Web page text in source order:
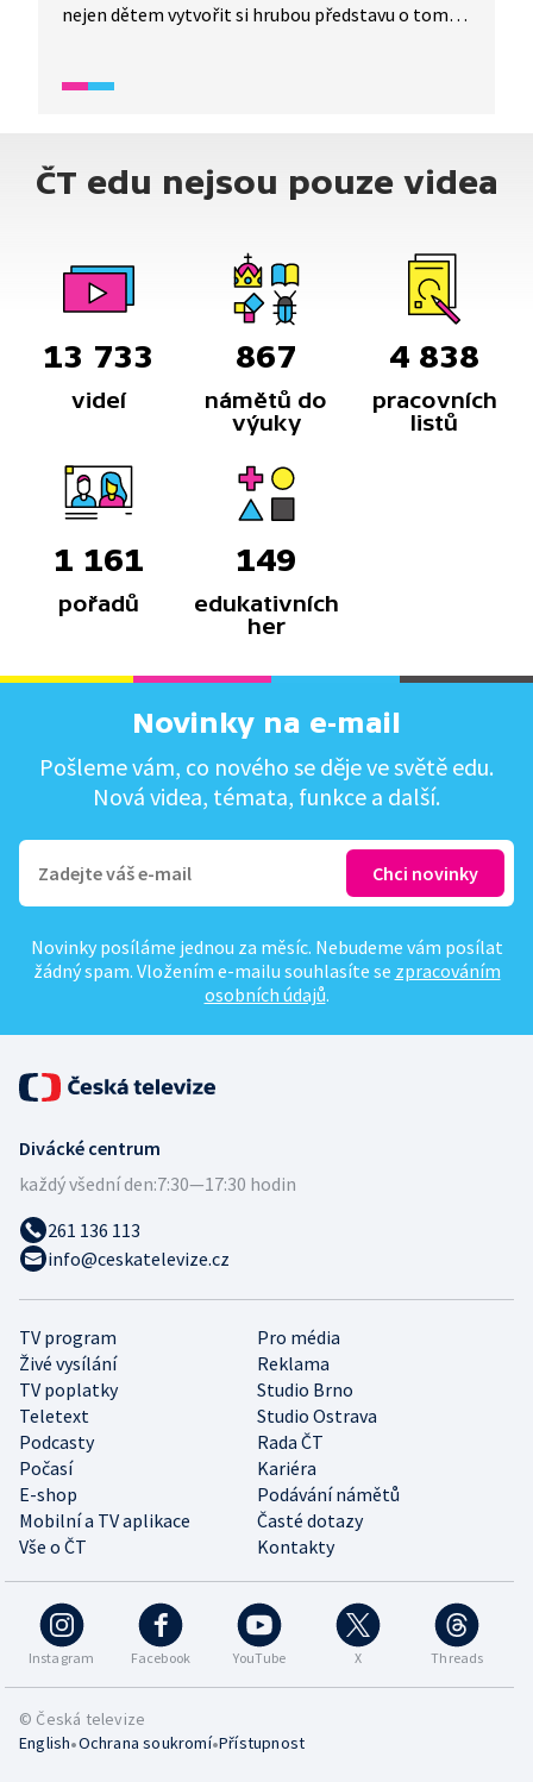
nejen dětem vytvořit si hrubou představu o tom,
ČT edu nejsou pouze videa
13 733
videí
867
námětů do
výuky
4 838
pracovních
listů
1 161
pořadů
149
edukativních
her
Novinky na e-mail
Pošleme vám, co nového se děje ve světě edu.
Nová videa, témata, funkce a další.
Novinky posíláme jednou za měsíc. Nebudeme vám posílat
žádný spam. Vložením e-mailu souhlasíte se zpracováním
osobních údajů.